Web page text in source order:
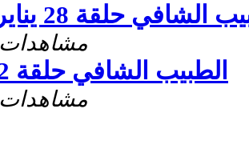
الشافي حلقة 28 يناير 2015
19316 مشاهدات
الطبيب الشافي حلقة 2 ابريل
19452 مشاهدات